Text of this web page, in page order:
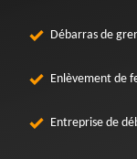
Débarras de
Enlèvement de
Entreprise de